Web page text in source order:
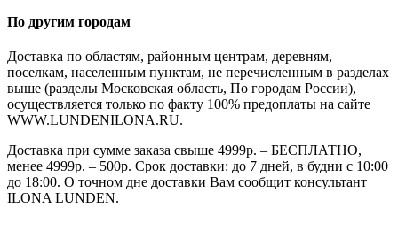
По другим городам
Доставка по областям, районным центрам, деревням,
поселкам, населенным пунктам, не перечисленным в разделах
выше (разделы Московская область, По городам России),
осуществляется только по факту 100% предоплаты на сайте
WWW.LUNDENILONA.RU.
Доставка при сумме заказа свыше 4999р. – БЕСПЛАТНО,
менее 4999р. – 500р. Срок доставки: до 7 дней, в будни с 10:00
до 18:00. О точном дне доставки Вам сообщит консультант
ILONA LUNDEN.